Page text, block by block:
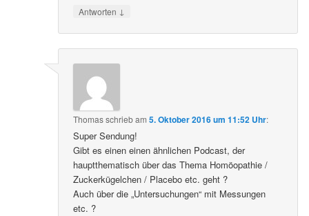
Antworten ↓
Thomasschriebam5. Oktober 2016 um 11:52 Uhr:
Super Sendung!
Gibt es einen einen ähnlichen Podcast, der
hauptthematisch über das Thema Homöopathie /
Zuckerkügelchen / Placebo etc. geht ?
Auch über die „Untersuchungen“ mit Messungen
etc. ?